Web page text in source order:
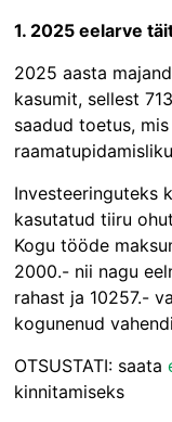
1. 2025 eelarve
2025 aasta
kasumit, sellest
saadud toetus,
Investeeringuteks
kasutatud tiiru
Kogu tööde
2000.- nii nagu
rahast ja 10257.-
kogunenud
OTSUSTATI: saata
kinnitamiseks